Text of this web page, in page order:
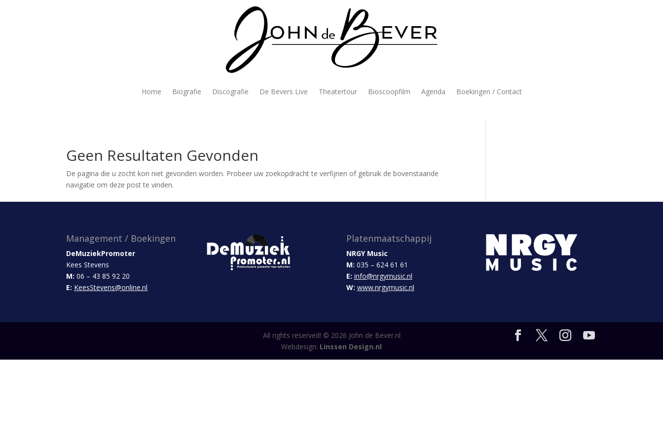
Home Biografie Discografie De Bevers Live Theatertour Bioscoopfilm Agenda Boekingen / Contact
Geen Resultaten Gevonden
De pagina die u zocht kon niet gevonden worden. Probeer uw zoekopdracht te verfijnen of gebruik de bovenstaande
navigatie om deze post te vinden.
Management / Boekingen
DeMuziekPromoter
Kees Stevens
M: 06 – 43 85 92 20
E: KeesStevens@online.nl
Platenmaatschappij
NRGY Music
M: 035 – 624 61 61
E: info@nrgymusic.nl
W: www.nrgymusic.nl
All rights reserved! © 2026 John de Bever.nl
Webdesign: Linssen Design.nl